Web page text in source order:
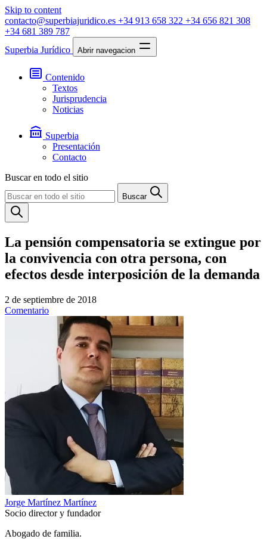
Skip to content
contacto@superbiajuridico.es +34 913 658 322 +34 656 821 308
+34 681 389 787
Superbia Jurídico
Abrir navegacion
Contenido
Textos
Jurisprudencia
Noticias
Superbia
Presentación
Contacto
Buscar en todo el sitio
Buscar
La pensión compensatoria se extingue por
la convivencia con otra persona, con
efectos desde interposición de la demanda
2 de septiembre de 2018
Comentario
Jorge Martínez Martínez
Socio director y fundador
Abogado de familia.